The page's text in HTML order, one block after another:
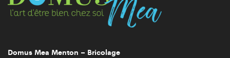
Domus Mea Menton – Bricolage